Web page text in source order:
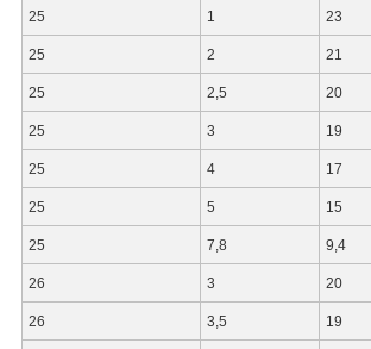
25 1 23
25 2 21
25 2,5 20
25 3 19
25 4 17
25 5 15
25 7,8 9,4
26 3 20
26 3,5 19